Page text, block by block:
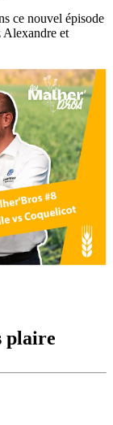
ce nouvel épisode
Alexandre et
plaire